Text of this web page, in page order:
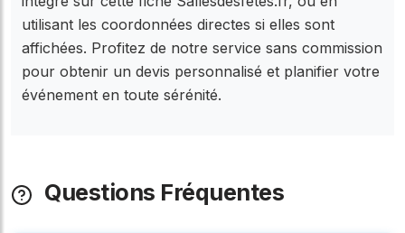
utilisant les coordonnées directes si elles sont
affichées. Profitez de notre service sans commission
pour obtenir un devis personnalisé et planifier votre
événement en toute sérénité.
Questions Fréquentes